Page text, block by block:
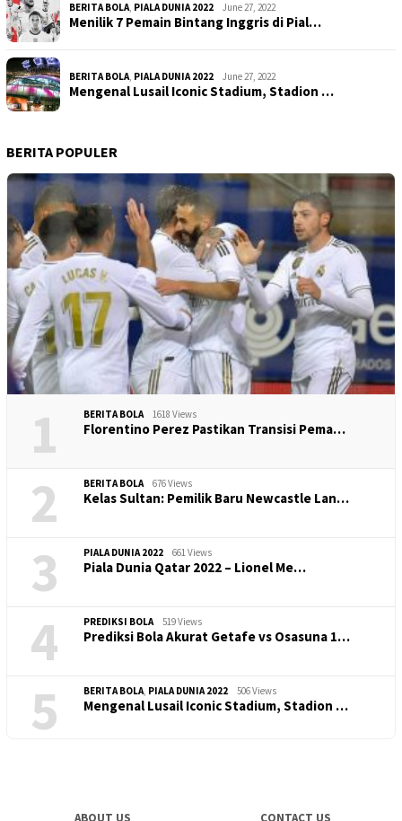
BERITA BOLA, PIALA DUNIA 2022 June 27, 2022
Menilik 7 Pemain Bintang Inggris di Pial…
BERITA BOLA, PIALA DUNIA 2022 June 27, 2022
Mengenal Lusail Iconic Stadium, Stadion …
BERITA POPULER
1 BERITA BOLA 1618 Views
​Florentino Perez Pastikan Transisi Pema…
2 BERITA BOLA 676 Views
Kelas Sultan: Pemilik Baru Newcastle Lan…
3 PIALA DUNIA 2022 661 Views
Piala Dunia Qatar 2022 – Lionel Me…
4 PREDIKSI BOLA 519 Views
Prediksi Bola Akurat Getafe vs Osasuna 1…
5 BERITA BOLA, PIALA DUNIA 2022 506 Views
Mengenal Lusail Iconic Stadium, Stadion …